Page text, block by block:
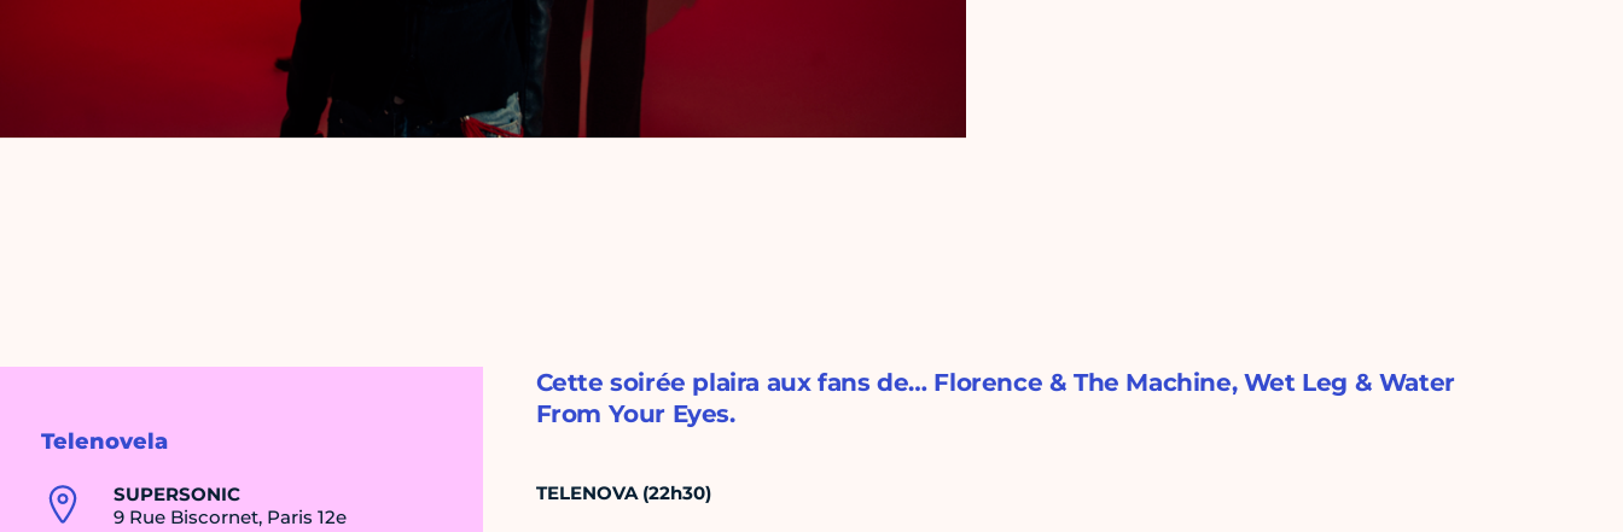
Telenovela
SUPERSONIC
9 Rue Biscornet, Paris 12e
Cette soirée plaira aux fans de… Florence & The Machine, Wet Leg & Water
From Your Eyes.
TELENOVA (22h30)